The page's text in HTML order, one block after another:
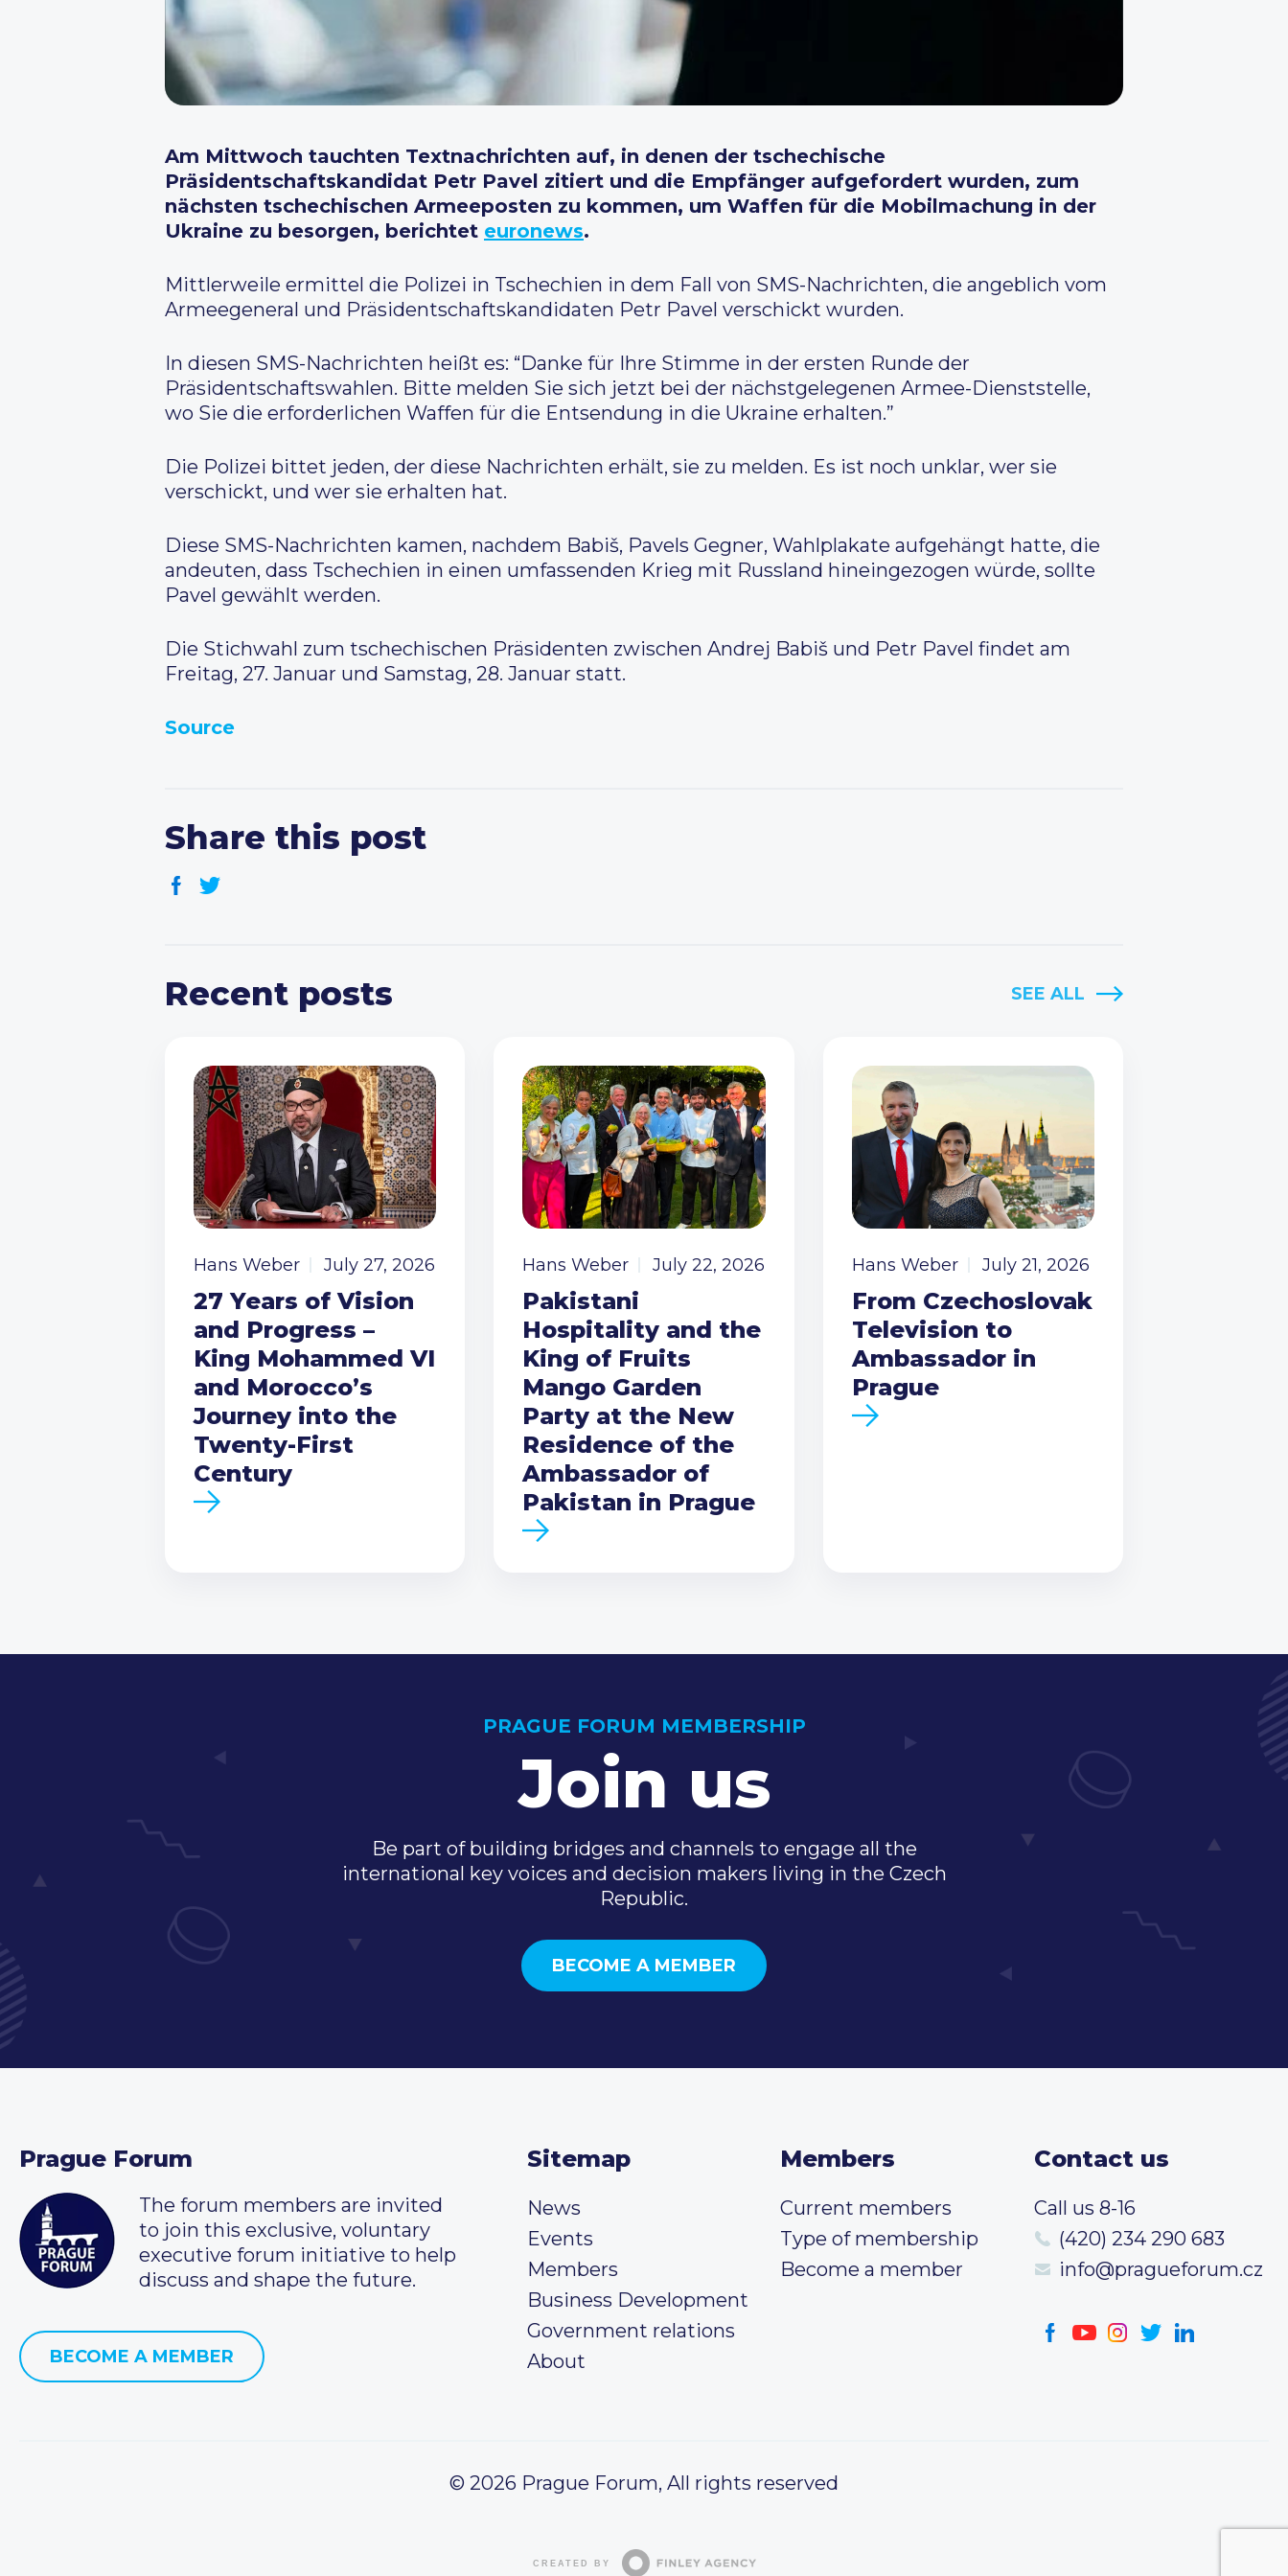
Am Mittwoch tauchten Textnachrichten auf, in denen der tschechische
Präsidentschaftskandidat Petr Pavel zitiert und die Empfänger aufgefordert wurden, zum
nächsten tschechischen Armeeposten zu kommen, um Waffen für die Mobilmachung in der
Ukraine zu besorgen, berichtet euronews.
Mittlerweile ermittel die Polizei in Tschechien in dem Fall von SMS-Nachrichten, die angeblich vom
Armeegeneral und Präsidentschaftskandidaten Petr Pavel verschickt wurden.
In diesen SMS-Nachrichten heißt es: “Danke für Ihre Stimme in der ersten Runde der
Präsidentschaftswahlen. Bitte melden Sie sich jetzt bei der nächstgelegenen Armee-Dienststelle,
wo Sie die erforderlichen Waffen für die Entsendung in die Ukraine erhalten.”
Die Polizei bittet jeden, der diese Nachrichten erhält, sie zu melden. Es ist noch unklar, wer sie
verschickt, und wer sie erhalten hat.
Diese SMS-Nachrichten kamen, nachdem Babiš, Pavels Gegner, Wahlplakate aufgehängt hatte, die
andeuten, dass Tschechien in einen umfassenden Krieg mit Russland hineingezogen würde, sollte
Pavel gewählt werden.
Die Stichwahl zum tschechischen Präsidenten zwischen Andrej Babiš und Petr Pavel findet am
Freitag, 27. Januar und Samstag, 28. Januar statt.
Source
Share this post
Recent posts SEE ALL
Hans Weber July 27, 2026
27 Years of Vision
and Progress –
King Mohammed VI
and Morocco’s
Journey into the
Twenty-First
Century
Hans Weber July 22, 2026
Pakistani
Hospitality and the
King of Fruits
Mango Garden
Party at the New
Residence of the
Ambassador of
Pakistan in Prague
Hans Weber July 21, 2026
From Czechoslovak
Television to
Ambassador in
Prague
PRAGUE FORUM MEMBERSHIP
Join us
Be part of building bridges and channels to engage all the
international key voices and decision makers living in the Czech
Republic.
BECOME A MEMBER
Prague Forum
The forum members are invited
to join this exclusive, voluntary
executive forum initiative to help
discuss and shape the future.
BECOME A MEMBER
Sitemap
News
Events
Members
Business Development
Government relations
About
Members
Current members
Type of membership
Become a member
Contact us
Call us 8-16
(420) 234 290 683
info@pragueforum.cz
© 2026 Prague Forum, All rights reserved
CREATED BY